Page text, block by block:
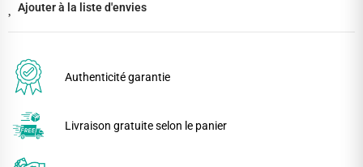
Ajouter à la liste d'envies
Authenticité garantie
Livraison gratuite selon le panier